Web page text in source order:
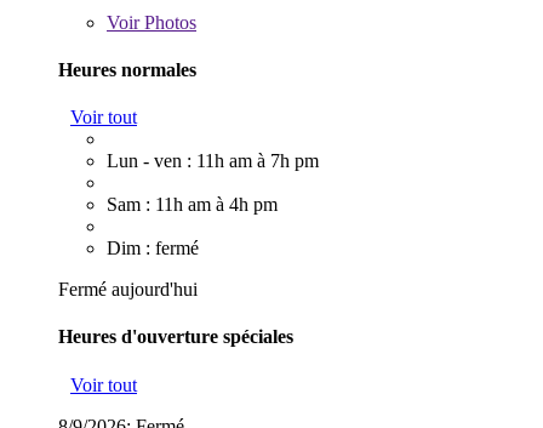
VoirPhotos
Heures normales
Voir tout
Lun - ven : 11h am à 7h pm
Sam : 11h am à 4h pm
Dim : fermé
Fermé aujourd'hui
Heures d'ouverture spéciales
Voir tout